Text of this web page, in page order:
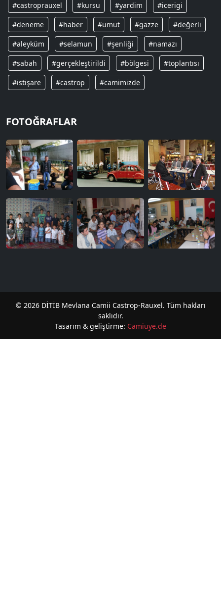
#castroprauxel #kursu #yardim #icerigi
#deneme #haber #umut #gazze #değerli
#aleyküm #selamun #şenliği #namazı
#sabah #gerçekleştirildi #bölgesi #toplantısı
#istişare #castrop #camimizde
FOTOĞRAFLAR
© 2026 DİTİB Mevlana Camii Castrop-Rauxel. Tüm hakları
saklıdır.
Tasarım & geliştirme: Camiuye.de